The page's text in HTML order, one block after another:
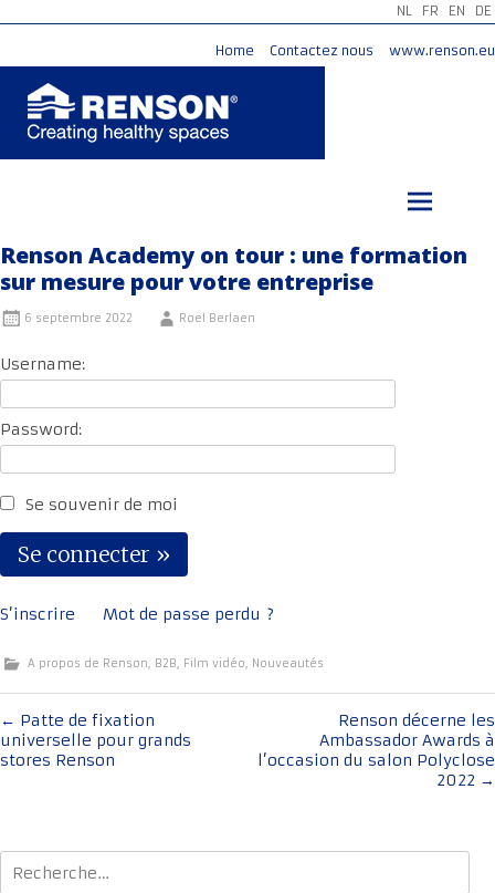
NL FR EN DE
Home Contactez nous www.renson.eu
Renson Academy on tour : une formation
sur mesure pour votre entreprise
6 septembre 2022 Roel Berlaen
Username:
Password:
Se souvenir de moi
S’inscrire Mot de passe perdu ?
A propos de Renson, B2B, Film vidéo, Nouveautés
Navigation
de
← Patte de fixation
universelle pour grands
stores Renson
Renson décerne les
Ambassador Awards à
l’occasion du salon Polyclose
2022 →
Rechercher :